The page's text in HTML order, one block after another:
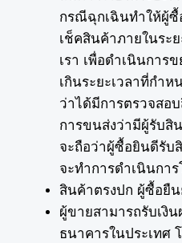
กรณีฉุกเฉินทำให้ผู้ซื้
เช็คสินค้าภายในระ
เรา เพื่อดำเนินการ
เกินระยะเวลาที่กำ
ว่าได้มีการตรวจสอ
การขนส่งว่ามีผู้รับสิ
จะถือว่าผู้ซื้อยินดีรับ
จะทำการดำเนินกา
สินค้าตรงปก ผู้ซื้อยื
ผู้ขายสามารถรับเงิ
ธนาคารในประเทศ